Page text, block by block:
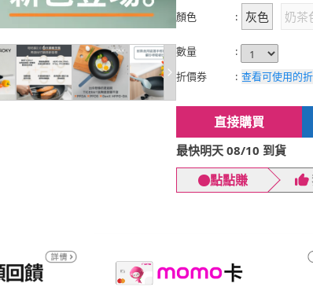
顏色
: 灰色 奶茶
數量
:
折價券
: 查看可使用的
直接購買
最快明天 08/10 到貨
點點賺